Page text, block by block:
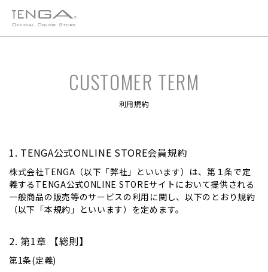
利用規約
TENGA公式ONLINE STORE会員規約
株式会社TENGA（以下「弊社」といいます）は、第１条で定
義するTENGA公式ONLINE STOREサイトにおいて提供される
一般商品の販売等のサービスの利用に関し、以下のとおり規約
（以下「本規約」といいます）を定めます。
第1章 【総則】
第1条(定義)